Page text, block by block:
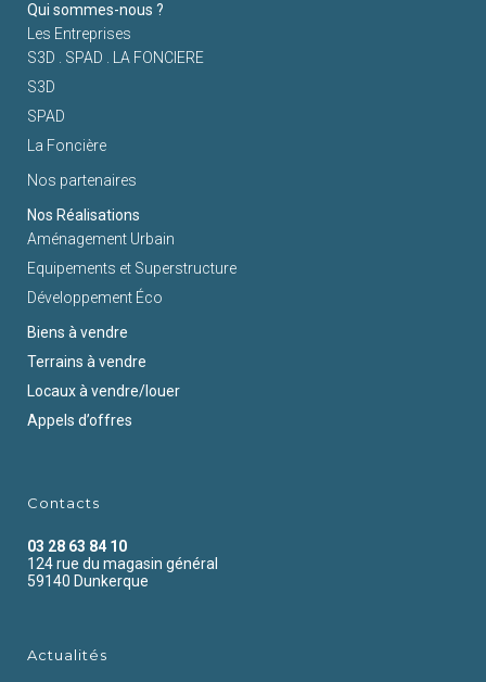
Qui sommes-nous ?
Les Entreprises
S3D . SPAD . LA FONCIERE
S3D
SPAD
La Foncière
Nos partenaires
Nos Réalisations
Aménagement Urbain
Equipements et Superstructure
Développement Éco
Biens à vendre
Terrains à vendre
Locaux à vendre/louer
Appels d’offres
Contacts
03 28 63 84 10
124 rue du magasin général
59140 Dunkerque
Actualités